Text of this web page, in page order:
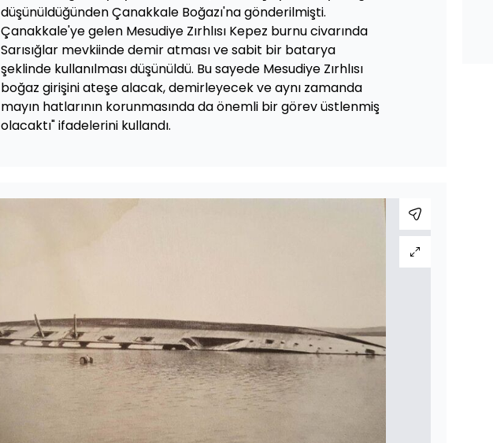
düşünüldüğünden Çanakkale Boğazı'na gönderilmişti.
Çanakkale'ye gelen Mesudiye Zırhlısı Kepez burnu civarında
Sarısığlar mevkiinde demir atması ve sabit bir batarya
şeklinde kullanılması düşünüldü. Bu sayede Mesudiye Zırhlısı
boğaz girişini ateşe alacak, demirleyecek ve aynı zamanda
mayın hatlarının korunmasında da önemli bir görev üstlenmiş
olacaktı" ifadelerini kullandı.